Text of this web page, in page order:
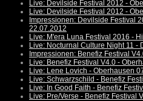
Live: Devilside Festival 2012 -
Live: Devilside Festival 2012 -
Impressionen: Devilside Festival
22.07.2012
Live: M'era Luna Festival 2016 -
Live: Nocturnal Culture Night 11 -
Impressionen: Benefiz Festival
Live: Benefiz Festival V4.0 -
Live: Lene Lovich - Oberhausen
Live: Schwarzschild - Benefiz
Live: In Good Faith - Benefiz
Live: Pre/Verse - Benefiz Festival